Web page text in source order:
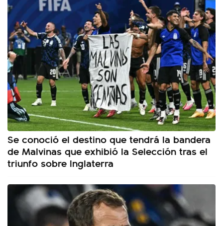
Se conoció el destino que tendrá la bandera
de Malvinas que exhibió la Selección tras el
triunfo sobre Inglaterra